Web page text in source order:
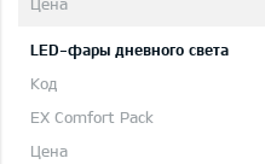
LED-фары дневного света